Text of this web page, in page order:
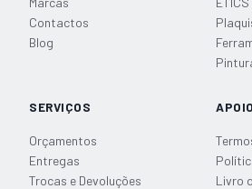
Contactos
Blog
SERVIÇOS
Orçamentos
Entregas
Trocas e Devoluções
APOIO
Livro